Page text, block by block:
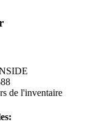
de l'inventaire